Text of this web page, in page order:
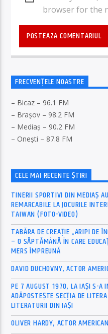
browser for the
FRECVENȚELE NOASTRE
– Bicaz – 96.1 FM
– Brașov – 98.2 FM
– Mediaș – 90.2 FM
– Onești – 87.8 FM
CELE MAI RECENTE ȘTIRI
TINERII SPORTIVI DIN MEDIAȘ
REMARCABILE LA JOCURILE
TAIWAN (FOTO-VIDEO)
TABĂRA DE CREAȚIE „ARIPI DE
– O SĂPTĂMÂNĂ ÎN CARE
MERS ÎMPREUNĂ
DAVID DUCHOVNY, ACTOR
PE 7 AUGUST 1970, LA IAŞI S-A
ADĂPOSTEŞTE SECŢIA DE
LITERATURII DIN IAŞI
OLIVER HARDY, ACTOR AMERICAN